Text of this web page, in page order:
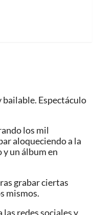
bailable. Espectáculo
los mil
aloqueciendo a la
un álbum en
grabar ciertas
mismos.